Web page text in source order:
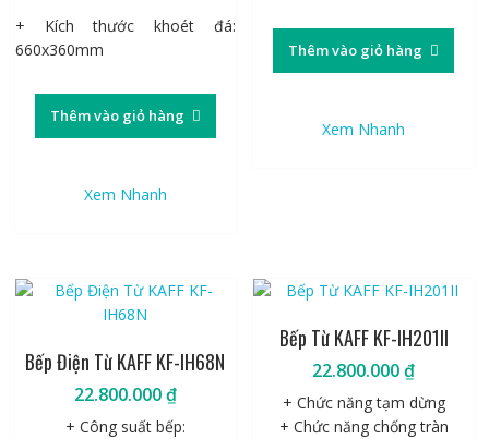
+ Kích thước khoét đá:
660x360mm
Thêm vào giỏ hàng
Xem Nhanh
Thêm vào giỏ hàng
Xem Nhanh
Bếp Điện Từ KAFF KF-IH68N
22.800.000₫
+ Công suất bếp:
Bếp Từ KAFF KF-IH201II
22.800.000₫
+ Chức năng tạm dừng
+ Chức năng chống tràn